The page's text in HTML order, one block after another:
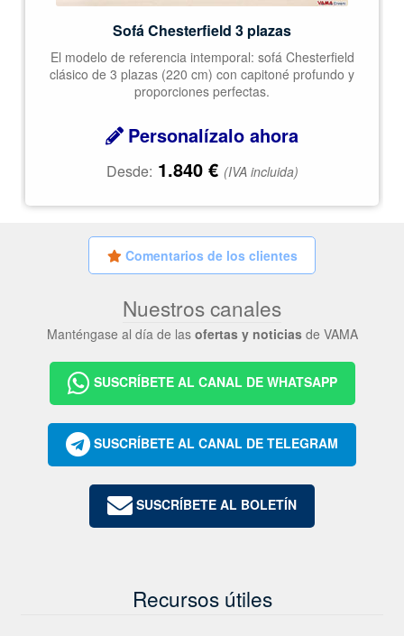
Sofá Chesterfield 3 plazas
El modelo de referencia intemporal: sofá Chesterfield
clásico de 3 plazas (220 cm) con capitoné profundo y
proporciones perfectas.
Personalízalo ahora
Desde: 1.840 € (IVA incluida)
Comentarios de los clientes
Nuestros canales
Manténgase al día de las ofertas y noticiasde VAMA
SUSCRÍBETE AL CANAL DE WHATSAPP
SUSCRÍBETE AL CANAL DE TELEGRAM
SUSCRÍBETE AL BOLETÍN
Recursos útiles